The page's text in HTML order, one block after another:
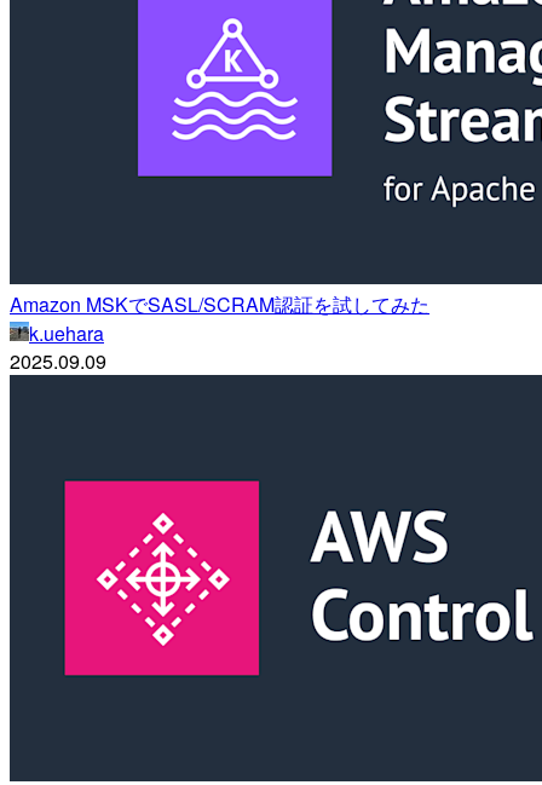
Amazon MSKでSASL/SCRAM認証を試してみた
k.uehara
2025.09.09